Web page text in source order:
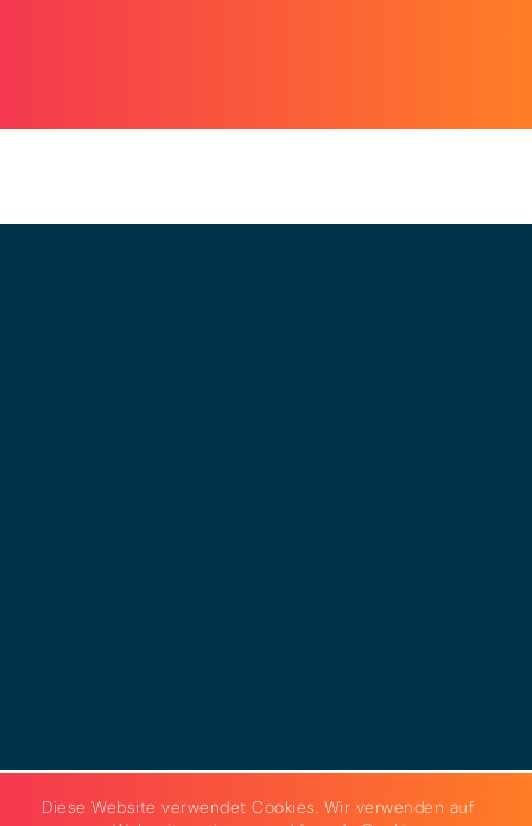
Diese Website verwendet Cookies. Wir verwenden auf